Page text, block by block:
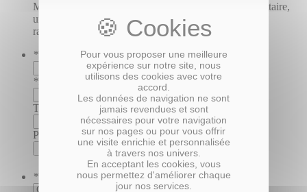
Pour vous proposer une meilleure
expérience sur notre site, nous
utilisons des cookies avec votre
accord.
Les données de navigation ne sont
jamais revendues et sont
nécessaires pour votre navigation
sur nos pages ou pour vous offrir
une visite enrichie et personnalisée
à travers nos univers.
En acceptant les cookies, vous
nous permettez d'améliorer chaque
jour nos services.
Merci de renseigner vos coordonnées et votre commentaire,
un membre de notre équipe vous contactera le plus
rapidement possible.
* Prénom et Nom
*
Téléphone
Pièce jointe (image uniquement, 2Mo max) :
* Merci de nous préciser le sujet de votre demande